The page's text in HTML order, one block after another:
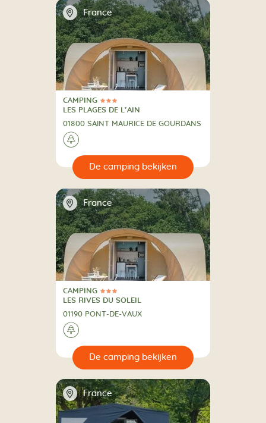
📍 France
3 Sterren
CAMPING
CAMPING
LES PLAGES DE L’AIN
01800 SAINT MAURICE DE GOURDANS
🌲
📍 France
3 Sterren
CAMPING
CAMPING
LES RIVES DU SOLEIL
01190 PONT-DE-VAUX
🌲
📍 France